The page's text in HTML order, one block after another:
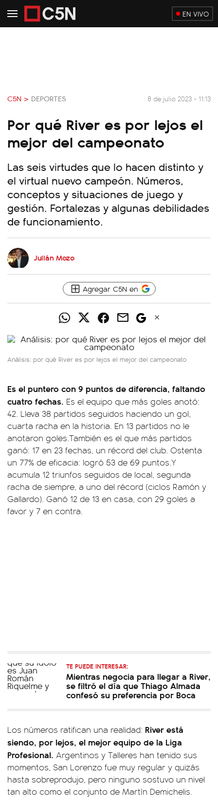
EN VIVO
C5N > DEPORTES 8 de julio 2023 - 11:13
Por qué River es por lejos el
mejor del campeonato
Las seis virtudes que lo hacen distinto y
el virtual nuevo campeón. Números,
conceptos y situaciones de juego y
gestión. Fortalezas y algunas debilidades
de funcionamiento.
Julián Mozo
Agregar C5N en
Análisis: por qué River es por lejos el mejor del campeonato
Es el puntero con 9 puntos de diferencia, faltando
cuatro fechas. Es el equipo que más goles anotó:
42. Lleva 38 partidos seguidos haciendo un gol,
cuarta racha en la historia. En 13 partidos no le
anotaron goles.También es el que más partidos
ganó: 17 en 23 fechas, un récord del club. Ostenta
un 77% de eficacia: logró 53 de 69 puntos.Y
acumula 12 triunfos seguidos de local, segunda
racha de siempre, a uno del récord (ciclos Ramón y
Gallardo). Ganó 12 de 13 en casa, con 29 goles a
favor y 7 en contra.
TE PUEDE INTERESAR:
Mientras negocia para llegar a River,
se filtró el día que Thiago Almada
confesó su preferencia por Boca
Los números ratifican una realidad: River está
siendo, por lejos, el mejor equipo de la Liga
Profesional. Argentinos y Talleres han tenido sus
momentos, San Lorenzo fue muy regular y quizás
hasta sobreprodujo, pero ninguno sostuvo un nivel
tan alto como el conjunto de Martín Demichelis.